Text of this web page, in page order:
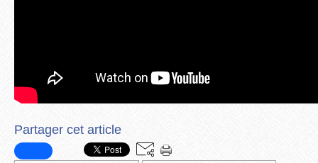
Partager cet article